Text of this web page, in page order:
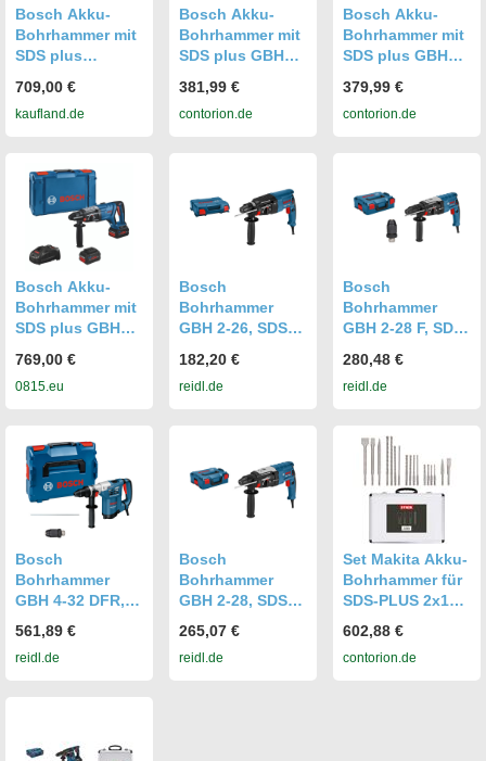
Bosch Akku-
Bohrhammer mit
SDS plus
709,00 €
kaufland.de
Bosch Akku-
Bohrhammer mit
SDS plus GBH
BOXX 238, L-
BOXX-Einlage
381,99 €
contorion.de
Bosch Akku-
Bohrhammer mit
SDS plus GBH
BOXX 238, L-
BOXX-Einlage
379,99 €
contorion.de
Bosch Akku-
Bohrhammer mit
SDS plus GBH
769,00 €
0815.eu
Bosch
Bohrhammer
GBH 2-26, SDS-
Zubehör, L-BOXX
p950368
182,20 €
reidl.de
Bosch
Bohrhammer
GBH 2-28 F, SDS-
Zubehör, L-BOXX
p950374
280,48 €
reidl.de
Bosch
Bohrhammer
GBH 4-32 DFR,
Zubehör, L-BOXX
p255655
561,89 €
reidl.de
Bosch
Bohrhammer
GBH 2-28, SDS-
Zubehör, L-BOXX
p950372
265,07 €
reidl.de
Set Makita Akku-
Bohrhammer für
SDS-PLUS 2x18
&
Staubabsaugung
602,88 €
contorion.de